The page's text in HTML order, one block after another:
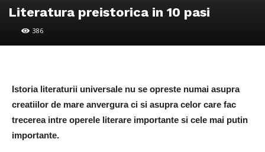
Literatura preistorica in 10 pasi
386
Istoria literaturii universale nu se opreste numai asupra
creatiilor de mare anvergura ci si asupra celor care fac
trecerea intre operele literare importante si cele mai putin
importante.